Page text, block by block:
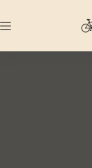
content